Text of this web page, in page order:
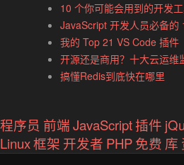
10 个你可能会用到的开发
JavaScript 开发人员必备的
我的 Top 21 VS Code 插件
开源还是商用？十大云运维
搞懂Redis到底快在哪里
程序员 前端JavaScript插件
Linux框架 开发者 PHP免费 库